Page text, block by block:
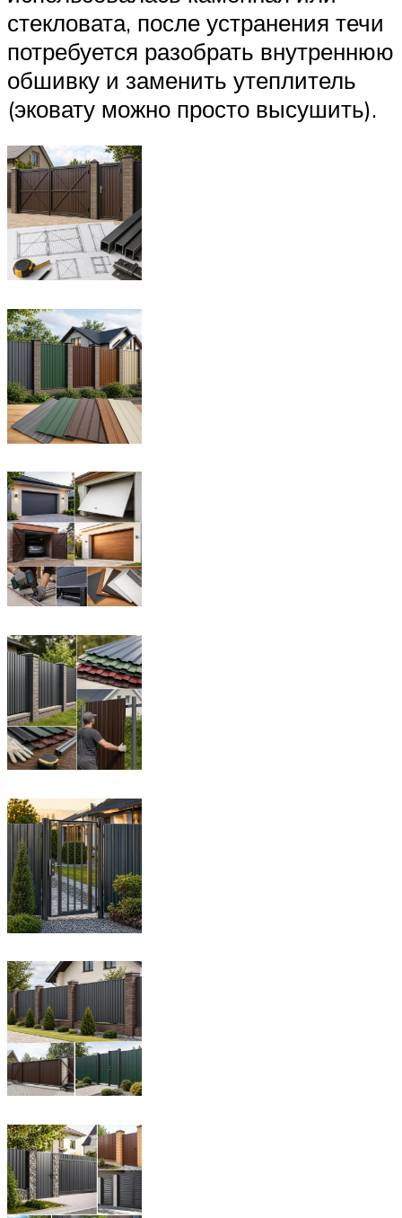
стекловата, после устранения течи
потребуется разобрать внутреннюю
обшивку и заменить утеплитель
(эковату можно просто высушить).